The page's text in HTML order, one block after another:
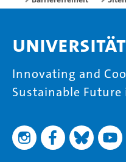
Innovating and
Sustainable